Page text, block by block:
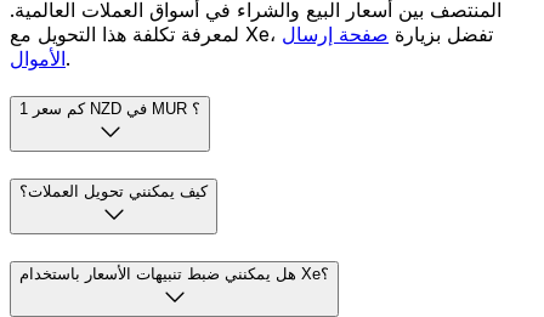
المنتصف بين أسعار البيع والشراء في أسواق العملات العالمية.
لمعرفة تكلفة هذا التحويل مع Xe، تفضل بزيارة صفحة إرسال
الأموال.
كم سعر 1 NZD في MUR ؟
كيف يمكنني تحويل العملات؟
هل يمكنني ضبط تنبيهات الأسعار باستخدام Xe؟